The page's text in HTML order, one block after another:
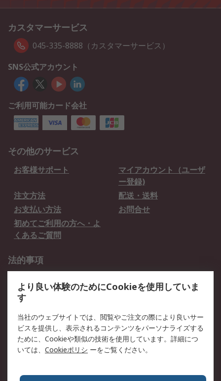
カスタマーサービス
045-335-8888（カスタマーサービス）
SNS公式アカウント
ご利用可能カード会社
その他のサービス
お客様サポート
マイアカウント（ユーザ
ー登録)
注文方法
配送・送料
お支払い方法
お問合せ
初めてご利用の方へ・よ
くあるご質問
法的事項
クッキーポリシー
RSについて
会社概要
採用情報
プレスリリース＆お知ら
コーポレートサイト
全世界のRS RSの歴史
より良い体験のためにCookieを使用していま
す
当社のウェブサイトでは、閲覧やご注文の際により良いサー
ビスを提供し、表示されるコンテンツをパーソナライズする
ために、Cookieや類似の技術を使用しています。詳細につ
いては、 Cookieポリシ ーをご覧ください。